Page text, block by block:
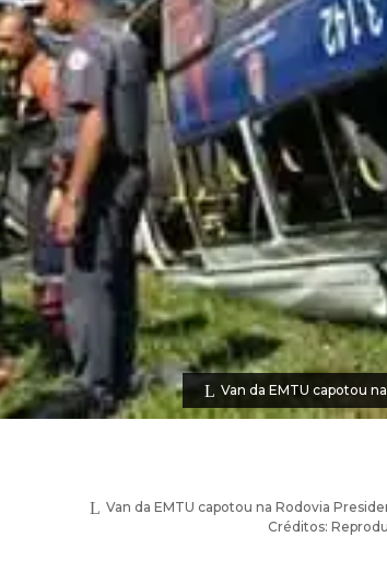
Van da EMTU capotou
Van da EMTU capotou na Rodovia
Créditos: